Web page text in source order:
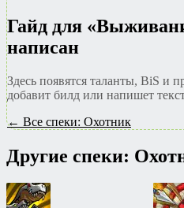
Гайд для
написан
Здесь появятся таланты, BiS и
добавит билд или напишет
← Все спеки: Охотник
Другие спеки: